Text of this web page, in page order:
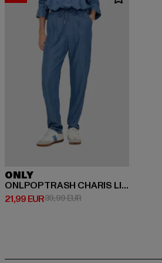
ONLY
ONLPOPTRASH CHARIS LIFE
21,99 EUR
Derzeitiger Preis: 21,99 EUR
39,99 EURAktionspreis: 39,99 EUR